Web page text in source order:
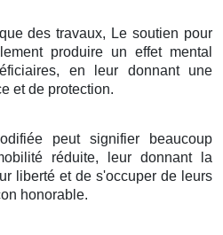
des travaux, Le soutien pour
produire un effet mental
en leur donnant une
et de protection.
peut signifier beaucoup
réduite, leur donnant la
liberté et de s'occuper de leurs
honorable.